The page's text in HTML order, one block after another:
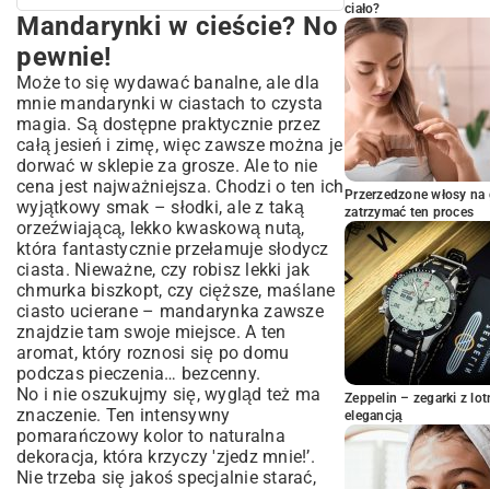
Mandarynki w cieście? No pewnie!
Klasyki, które kocham i zawsze
wychodzą
Na szybko, gdy goście już w drodze
Czas na eksperymenty! Nietypowe
połączenia smaków
Wersje specjalne dla wymagających (i
nie tylko)
Parę moich trików, żeby zawsze wyszło
idealnie
To co, pieczemy?
Mandarynki w cieście? No
pewnie!
Może to się wydawać banalne, ale dla
mnie mandarynki w ciastach to czysta
magia. Są dostępne praktycznie przez
całą jesień i zimę, więc zawsze można je
dorwać w sklepie za grosze. Ale to nie
cena jest najważniejsza. Chodzi o ten ich
wyjątkowy smak – słodki, ale z taką
orzeźwiającą, lekko kwaskową nutą,
która fantastycznie przełamuje słodycz
ciasta. Nieważne, czy robisz lekki jak
chmurka biszkopt, czy cięższe, maślane
ciasto ucierane – mandarynka zawsze
znajdzie tam swoje miejsce. A ten
aromat, który roznosi się po domu
podczas pieczenia… bezcenny.
No i nie oszukujmy się, wygląd też ma
znaczenie. Ten intensywny
pomarańczowy kolor to naturalna
dekoracja, która krzyczy 'zjedz mnie!’.
Nie trzeba się jakoś specjalnie starać,
ciało?
Przerzedzone włosy
zatrzymać ten proces
Zeppelin – zegarki z
elegancją